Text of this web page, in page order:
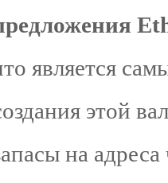
является
этой
на